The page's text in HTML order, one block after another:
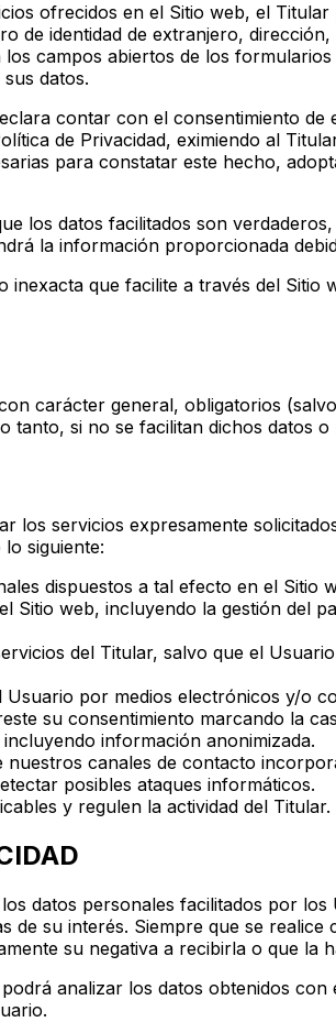
ofrecidos en el Sitio web, el
de identidad de extranjero,
campos abiertos de los
datos.
contar con el consentimiento
de Privacidad, eximiendo al
para constatar este hecho,
los datos facilitados son
la información proporcionada
que facilite a través del
carácter general, obligatorios
tanto, si no se facilitan dichos
los servicios expresamente
siguiente:
dispuestos a tal efecto en el Sitio
Sitio web, incluyendo la gestión del
del Titular, salvo que el
por medios electrónicos y/o
su consentimiento marcando la
información anonimizada.
nuestros canales de contacto
posibles ataques informáticos.
y regulen la actividad del Titular.
datos personales facilitados por
su interés. Siempre que se
su negativa a recibirla o que la
analizar los datos obtenidos